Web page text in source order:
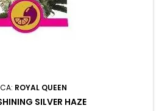
ROYAL QUEEN
SILVER HAZE